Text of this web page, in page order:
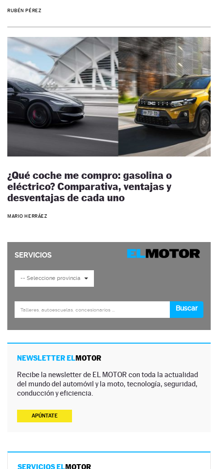
RUBÉN PÉREZ
¿Qué coche me compro: gasolina o
eléctrico? Comparativa, ventajas y
desventajas de cada uno
MARIO HERRÁEZ
NEWSLETTER ELMOTOR
Recibe la newsletter de EL MOTOR con toda la actualidad
del mundo del automóvil y la moto, tecnología, seguridad,
conducción y eficiencia.
APÚNTATE
SERVICIOS ELMOTOR